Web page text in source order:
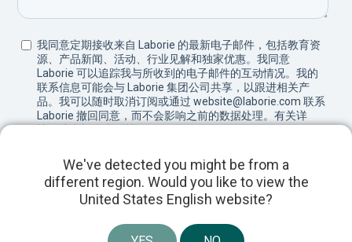
We've detected you might be from a
different region. Would you like to view the
United States English website?